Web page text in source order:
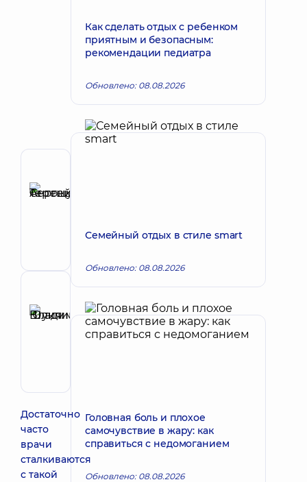
Хирург
Шуклина
Юлия
Владимировна
Запись к врачу
Достаточно
часто
врачи
сталкиваются
с такой
Как сделать отдых с ребенком
приятным и безопасным:
рекомендации педиатра
Обновлено: 08.08.2026
Семейный отдых в стиле smart
Обновлено: 08.08.2026
Головная боль и плохое
самочувствие в жару: как
справиться с недомоганием
Обновлено: 08.08.2026